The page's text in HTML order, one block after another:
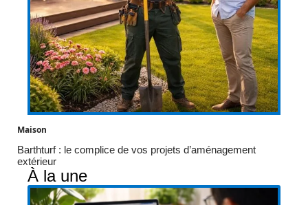
Maison
Barthturf : le complice de vos projets d’aménagement
extérieur
À la une